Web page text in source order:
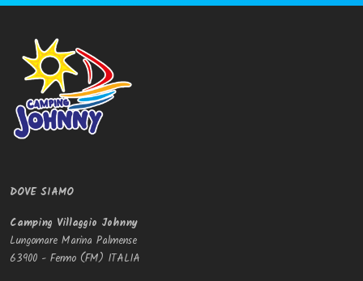
DOVE SIAMO
Camping Villaggio Johnny
Lungomare Marina Palmense
63900 - Fermo (FM) ITALIA